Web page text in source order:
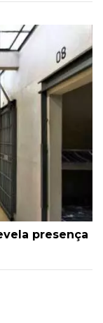
presença